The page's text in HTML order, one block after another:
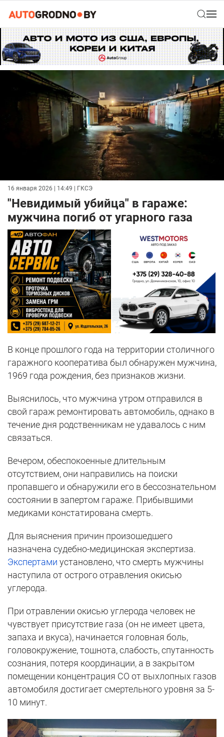
16 января 2026 | 14:49 | ГКСЭ
"Невидимый убийца" в гараже:
мужчина погиб от угарного газа
В конце прошлого года на территории столичного
гаражного кооператива был обнаружен мужчина,
1969 года рождения, без признаков жизни.
Выяснилось, что мужчина утром отправился в
свой гараж ремонтировать автомобиль, однако в
течение дня родственникам не удавалось с ним
связаться.
Вечером, обеспокоенные длительным
отсутствием, они направились на поиски
пропавшего и обнаружили его в бессознательном
состоянии в запертом гараже. Прибывшими
медиками констатирована смерть.
Для выяснения причин произошедшего
назначена судебно-медицинская экспертиза.
Экспертами установлено, что смерть мужчины
наступила от острого отравления окисью
углерода.
При отравлении окисью углерода человек не
чувствует присутствие газа (он не имеет цвета,
запаха и вкуса), начинается головная боль,
головокружение, тошнота, слабость, спутанность
сознания, потеря координации, а в закрытом
помещении концентрация СО от выхлопных газов
автомобиля достигает смертельного уровня за 5-
10 минут.